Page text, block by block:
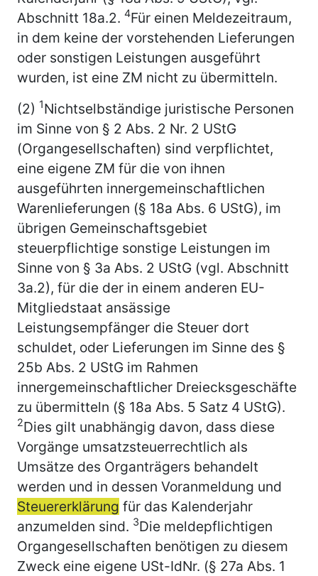
Abschnitt 18a.2. 4Für einen Meldezeitraum,
in dem keine der vorstehenden Lieferungen
oder sonstigen Leistungen ausgeführt
wurden, ist eine ZM nicht zu übermitteln.
(2) 1Nichtselbständige juristische Personen
im Sinne von § 2 Abs. 2 Nr. 2 UStG
(Organgesellschaften) sind verpflichtet,
eine eigene ZM für die von ihnen
ausgeführten innergemeinschaftlichen
Warenlieferungen (§ 18a Abs. 6 UStG), im
übrigen Gemeinschaftsgebiet
steuerpflichtige sonstige Leistungen im
Sinne von § 3a Abs. 2 UStG (vgl. Abschnitt
3a.2), für die der in einem anderen EU-
Mitgliedstaat ansässige
Leistungsempfänger die Steuer dort
schuldet, oder Lieferungen im Sinne des §
25b Abs. 2 UStG im Rahmen
innergemeinschaftlicher Dreiecksgeschäfte
zu übermitteln (§ 18a Abs. 5 Satz 4 UStG).
2Dies gilt unabhängig davon, dass diese
Vorgänge umsatzsteuerrechtlich als
Umsätze des Organträgers behandelt
werden und in dessen Voranmeldung und
Steuererklärung für das Kalenderjahr
anzumelden sind. 3Die meldepflichtigen
Organgesellschaften benötigen zu diesem
Zweck eine eigene USt-IdNr. (§ 27a Abs. 1